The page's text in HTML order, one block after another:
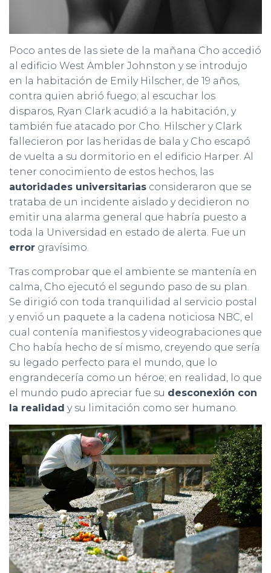
Poco antes de las siete de la mañana Cho accedió
al edificio West Ambler Johnston y se introdujo
en la habitación de Emily Hilscher, de 19 años,
contra quien abrió fuego; al escuchar los
disparos, Ryan Clark acudió a la habitación, y
también fue atacado por Cho. Hilscher y Clark
fallecieron por las heridas de bala y Cho escapó
de vuelta a su dormitorio en el edificio Harper. Al
tener conocimiento de estos hechos, las
autoridades universitarias consideraron que se
trataba de un incidente aislado y decidieron no
emitir una alarma general que habría puesto a
toda la Universidad en estado de alerta. Fue un
error gravísimo.
Tras comprobar que el ambiente se mantenía en
calma, Cho ejecutó el segundo paso de su plan.
Se dirigió con toda tranquilidad al servicio postal
y envió un paquete a la cadena noticiosa NBC, el
cual contenía manifiestos y videograbaciones que
Cho había hecho de sí mismo, creyendo que sería
su legado perfecto para el mundo, que lo
engrandecería como un héroe; en realidad, lo que
el mundo pudo apreciar fue su desconexión con
la realidad y su limitación como ser humano.